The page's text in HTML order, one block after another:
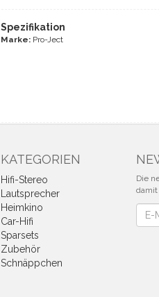
Spezifikation
Marke: Pro-Ject
KATEGORIEN
Hifi-Stereo
Lautsprecher
Heimkino
Car-Hifi
Sparsets
Zubehör
Schnäppchen
Die
damit